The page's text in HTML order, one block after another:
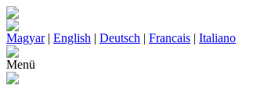
Magyar| English | Deutsch | Francais | Italiano
Menü